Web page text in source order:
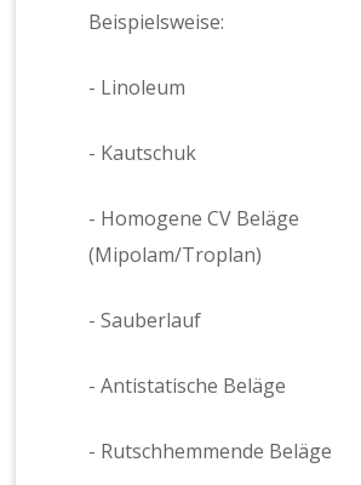
Beispielsweise:
- Linoleum
- Kautschuk
- Homogene CV Beläge
(Mipolam/Troplan)
- Sauberlauf
- Antistatische Beläge
- Rutschhemmende Beläge